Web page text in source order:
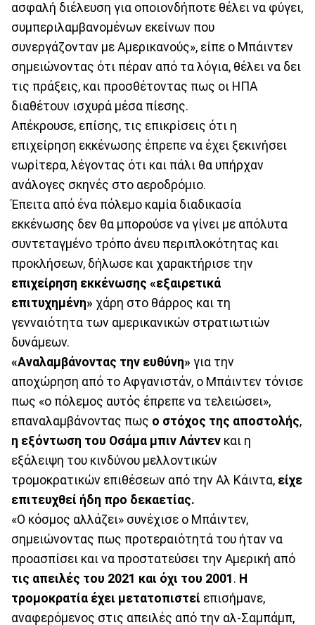
ασφαλή διέλευση για οποιονδήποτε θέλει να φύγει,
συμπεριλαμβανομένων εκείνων που
συνεργάζονταν με Αμερικανούς», είπε ο Μπάιντεν
σημειώνοντας ότι πέραν από τα λόγια, θέλει να δει
τις πράξεις, και προσθέτοντας πως οι ΗΠΑ
διαθέτουν ισχυρά μέσα πίεσης.
Απέκρουσε, επίσης, τις επικρίσεις ότι η
επιχείρηση εκκένωσης έπρεπε να έχει ξεκινήσει
νωρίτερα, λέγοντας ότι και πάλι θα υπήρχαν
ανάλογες σκηνές στο αεροδρόμιο.
Έπειτα από ένα πόλεμο καμία διαδικασία
εκκένωσης δεν θα μπορούσε να γίνει με απόλυτα
συντεταγμένο τρόπο άνευ περιπλοκότητας και
προκλήσεων, δήλωσε και χαρακτήρισε την
επιχείρηση εκκένωσης «εξαιρετικά
επιτυχημένη» χάρη στο θάρρος και τη
γενναιότητα των αμερικανικών στρατιωτιών
δυνάμεων.
«Αναλαμβάνοντας την ευθύνη» για την
αποχώρηση από το Αφγανιστάν, ο Μπάιντεν τόνισε
πως «ο πόλεμος αυτός έπρεπε να τελειώσει»,
επαναλαμβάνοντας πως ο στόχος της αποστολής,
η εξόντωση του Οσάμα μπιν Λάντεν και η
εξάλειψη του κινδύνου μελλοντικών
τρομοκρατικών επιθέσεων από την Αλ Κάιντα, είχε
επιτευχθεί ήδη προ δεκαετίας.
«Ο κόσμος αλλάζει» συνέχισε ο Μπάιντεν,
σημειώνοντας πως προτεραιότητά του ήταν να
προασπίσει και να προστατεύσει την Αμερική από
τις απειλές του 2021 και όχι του 2001 . Η
τρομοκρατία έχει μετατοπιστεί επισήμανε,
αναφερόμενος στις απειλές από την αλ-Σαμπάμπ,